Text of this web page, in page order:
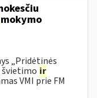
mokymo
„Pridėtinės
ir
VMI prie FM